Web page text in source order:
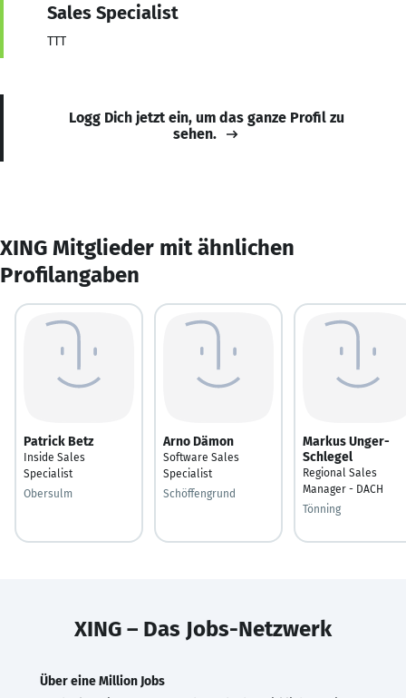
Sales Specialist
TTT
Logg Dich jetzt ein, um das ganze Profil zu
sehen.
XING Mitglieder mit ähnlichen
Profilangaben
Patrick Betz
Inside Sales
Specialist
Obersulm
Arno Dämon
Software Sales
Specialist
Schöffengrund
Markus Unger-
Schlegel
Regional Sales
Manager - DACH
Tönning
XING – Das Jobs-Netzwerk
Über eine Million Jobs